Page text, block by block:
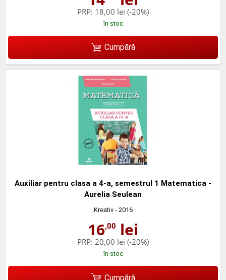
PRP: 18,00 lei (-20%)
în stoc
Cumpără
Auxiliar pentru clasa a 4-a, semestrul 1 Matematica -
Aurelia Seulean
Kreativ- 2016
16,00 lei
PRP: 20,00 lei (-20%)
în stoc
Cumpără